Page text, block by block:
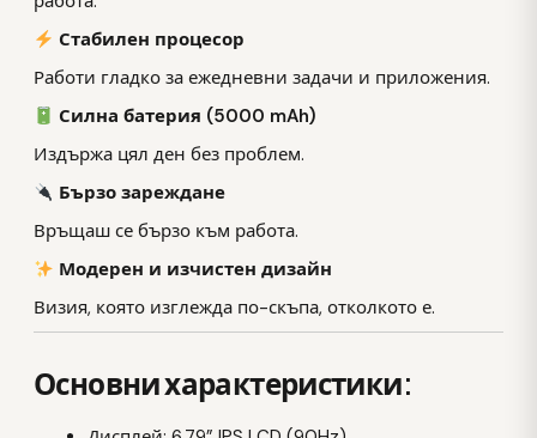
Стабилен процесор
Работи гладко за ежедневни задачи и приложения.
Силна батерия (5000 mAh)
Издържа цял ден без проблем.
Бързо зареждане
Връщаш се бързо към работа.
Модерен и изчистен дизайн
Визия, която изглежда по-скъпа, отколкото е.
Основни характеристики: